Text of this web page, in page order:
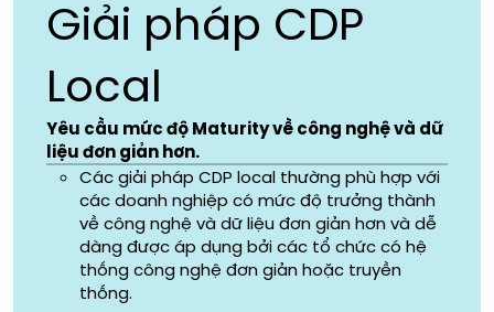
Giải pháp CDP
Local
Yêu cầu mức độ Maturity về công nghệ và dữ
liệu đơn giản hơn.
Các giải pháp CDP local thường phù hợp với
các doanh nghiệp có mức độ trưởng thành
về công nghệ và dữ liệu đơn giản hơn và dễ
dàng được áp dụng bởi các tổ chức có hệ
thống công nghệ đơn giản hoặc truyền
thống.